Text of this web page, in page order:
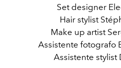
Set designer
Hair stylist
Make up artist
Assistente fotografo
Assistente stylist